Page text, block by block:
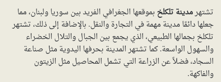
تشتهرمدينة تلكلخ بموقعها الجغرافي الفريد بين سوريا ولبنان، مما
جعلها دائمًا مدينة مهمة في التجارة والنقل. بالإضافة إلى ذلك، تشتهر
تلكلخ بجمالها الطبيعي، الذي يجمع بين الجبال والتلال الخضراء
والسهول الواسعة. كما تشتهر المدينة بحرفها اليدوية مثل صناعة
السجاد، فضلاً عن الزراعة التي تشمل المحاصيل مثل الزيتون
والفاكهة.